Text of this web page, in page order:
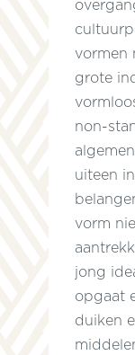
vormen
grote
non-
uiteen
vorm
jong
opgaat
duiken